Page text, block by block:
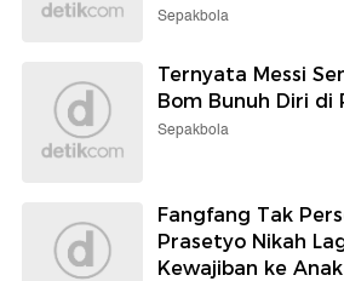
Sepakbola
Ternyata Messi
Bom Bunuh Diri di
Sepakbola
Fangfang Tak
Prasetyo Nikah
Kewajiban ke Anak